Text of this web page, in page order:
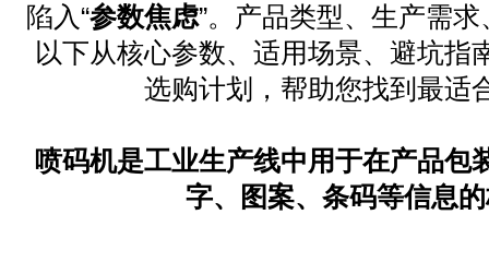
陷入“参数焦虑”。产品类型、生产需
以下从核心参数、适用场景、避坑指
选购计划，帮助您找到最适
喷码机是工业生产线中用于在产品包
字、图案、条码等信息